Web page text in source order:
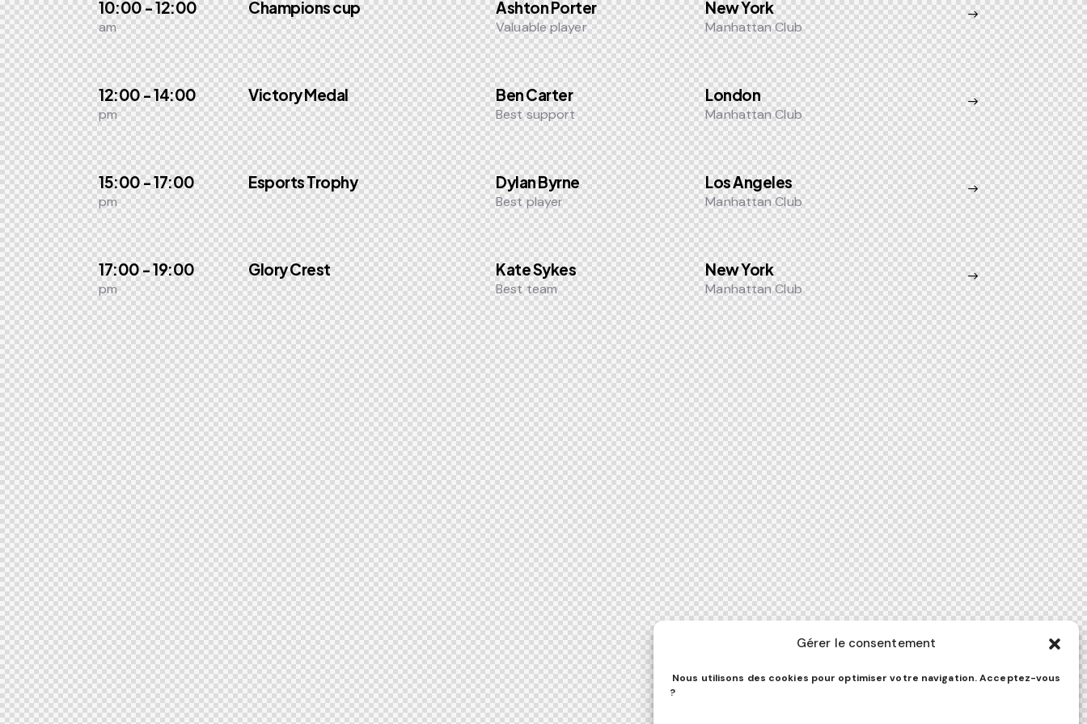
Gérer le consentement
Nous utilisons des cookies pour optimiser votre navigation. Acceptez-vous
?
10:00 - 12:00
am
Champions cup Ashton Porter
Valuable player
New York
Manhattan Club
12:00 - 14:00
pm
Victory Medal Ben Carter
Best support
London
Manhattan Club
15:00 - 17:00
pm
Esports Trophy Dylan Byrne
Best player
Los Angeles
Manhattan Club
17:00 - 19:00
pm
Glory Crest Kate Sykes
Best team
New York
Manhattan Club